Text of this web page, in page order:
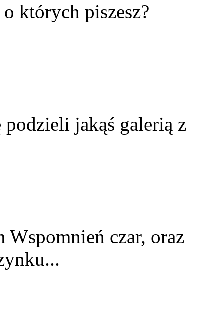
których piszesz?
jakąś galerią z
Wspomnień czar, oraz